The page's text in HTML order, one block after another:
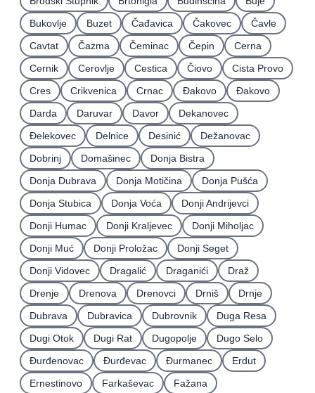
Bukovlje
Buzet Čađavica Čakovec
Čavle
Cavtat
Čazma Čeminac Čepin
Cerna
Cernik
Cerovlje Cestica Čiovo
Cista Provo
Cres
Crikvenica Crnac Đakovo
Ðakovo
Darda
Daruvar Davor
Dekanovec
Ðelekovec
Delnice Desinić
Dežanovac
Dobrinj
Domašinec
Donja Bistra
Donja Dubrava
Donja Motičina
Donja Pušća
Donja Stubica
Donja Voća
Donji Andrijevci
Donji Humac
Donji Kraljevec
Donji Miholjac
Donji Muć
Donji Proložac
Donji Seget
Donji Vidovec
Dragalić Draganići
Draž
Drenje
Drenova Drenovci Drniš
Drnje
Dubrava
Dubravica Dubrovnik
Duga Resa
Dugi Otok
Dugi Rat Dugopolje
Dugo Selo
Ðurđenovac
Ðurđevac Ðurmanec
Erdut
Ernestinovo
Farkaševac
Fažana